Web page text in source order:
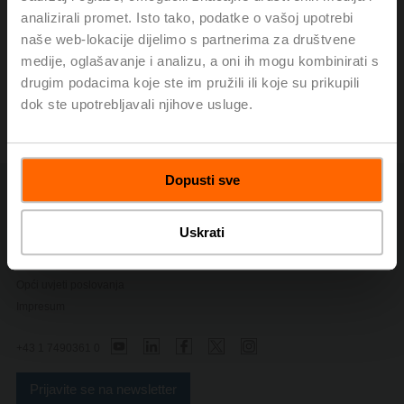
analizirali promet. Isto tako, podatke o vašoj upotrebi
naše web-lokacije dijelimo s partnerima za društvene
medije, oglašavanje i analizu, a oni ih mogu kombinirati s
drugim podacima koje ste im pružili ili koje su prikupili
dok ste upotrebljavali njihove usluge.
Dopusti sve
Uskrati
Modbus registar
Servisni alat ZTH EU
Kontaktirajte nas